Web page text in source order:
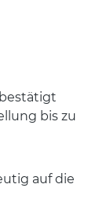
bis zu
auf die